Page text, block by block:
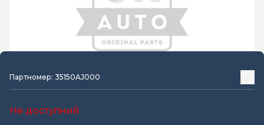
Партномер: 35150AJ000
Не доступний